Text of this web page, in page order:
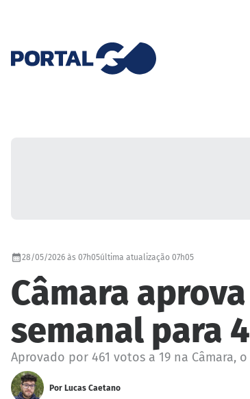
28/05/2026 às 07h05última atualização 07h05
Câmara
semanal para
Aprovado por 461 votos a 19 na Câmara,
Por Lucas Caetano